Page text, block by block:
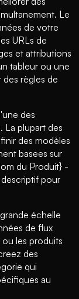
Le
de votre
URLs de
et attributions
tableur ou une
règles de
des
La plupart des
des modèles
basees sur
du Produit} -
pour
échelle
de flux
les produits
des
qui
au